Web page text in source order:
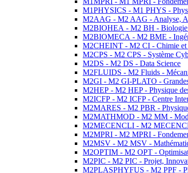
M1PHYSICS - M1 PHYS -
M2AAG - M2 AAG - Analyse,
M2BIOHEA - M2 BH - Biologie
M2BIOMECA - M2 BME -
M2CHEINT - M2 CI - Chimie et
M2CPS - M2 CPS - Système
M2DS - M2 DS - Data Science
M2FLUIDS - M2 Fluids -
M2GI - M2 GI-PLATO -
M2HEP - M2 HEP - Physique
M2ICFP - M2 ICFP - Centre
M2MARES - M2 PBR -
M2MATHMOD - M2 MM -
M2MECENCLI - M2
M2MPRI - M2 MPRI -
M2MSV - M2 MSV -
M2OPTIM - M2 OPT -
M2PIC - M2 PIC - Projet,
M2PLASPHYFUS - M2 PPF -